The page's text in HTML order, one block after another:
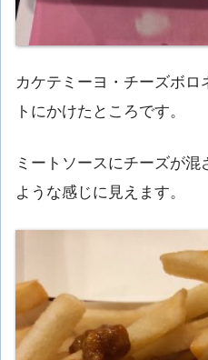
カケテミーヨ・チーズボ
トにかけたところです。
ミートソースにチーズが
ような感じに見えます。